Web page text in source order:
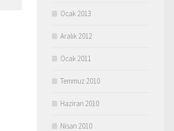
Ocak 2013
Aralık 2012
Ocak 2011
Temmuz 2010
Haziran 2010
Nisan 2010